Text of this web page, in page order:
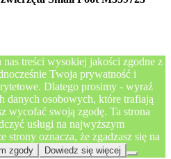
nas treści wysokiej jakości zgodne z
Twoja prywatność i
Dlatego prosimy - wyraź
danych osobowych, które trafiają
wycofać swoją zgodę. Ta strona
usługi na najwyższym
strony oznacza, że zgadzasz się na
zgody Dowiedz się więcej